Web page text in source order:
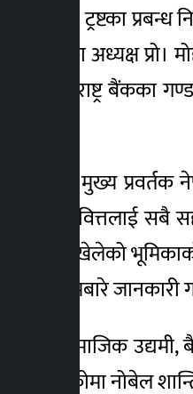
ग्रामीण ट्रष्टका
बंगलादेशका अध्यक्ष
नेपाल राष्ट्र
लघुवित्तको मुख्य
गराउँदै लघुवित्तलाई
लघुवित्तले खेलेको
कार्यक्रमबारे जानकारी
सामाजिक
गरेकोमा नोबेल